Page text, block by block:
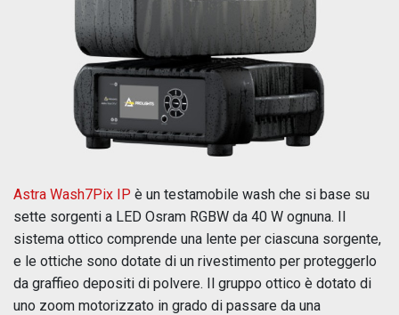
Astra Wash7Pix IP è un testamobile wash che si base su
sette sorgenti a LED Osram RGBW da 40 W ognuna. Il
sistema ottico comprende una lente per ciascuna sorgente,
e le ottiche sono dotate di un rivestimento per proteggerlo
da graffieo depositi di polvere. Il gruppo ottico è dotato di
uno zoom motorizzato in grado di passare da una